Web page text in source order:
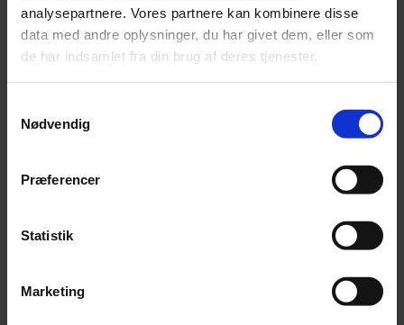
analysepartnere. Vores partnere kan kombinere disse
data med andre oplysninger, du har givet dem, eller som
de har indsamlet fra din brug af deres tjenester.
Nødvendig
Præferencer
Statistik
Marketing
15.00 Virksomhedsmægleren – M+A SME
Når virksomheden bliver forretningen, v/ Frank
Jensen, Chief Executive Officer
15.30 Advokaten – Focus Advokater P/S
Søren Borregaard, partner, advokat (L)
Selskabsform og skattemæssige forhold, v/ Henrik